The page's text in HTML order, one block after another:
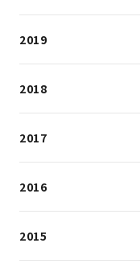
2019
2018
2017
2016
2015